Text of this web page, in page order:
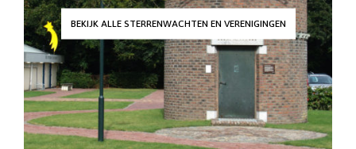
BEKIJK ALLE STERRENWACHTEN EN VERENIGINGEN